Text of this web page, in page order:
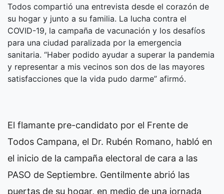
Todos compartió una entrevista desde el corazón de
su hogar y junto a su familia. La lucha contra el
COVID-19, la campaña de vacunación y los desafíos
para una ciudad paralizada por la emergencia
sanitaria. “Haber podido ayudar a superar la pandemia
y representar a mis vecinos son dos de las mayores
satisfacciones que la vida pudo darme” afirmó.
El flamante pre-candidato por el Frente de
Todos Campana, el Dr. Rubén Romano, habló en
el inicio de la campaña electoral de cara a las
PASO de Septiembre. Gentilmente abrió las
puertas de su hogar, en medio de una jornada